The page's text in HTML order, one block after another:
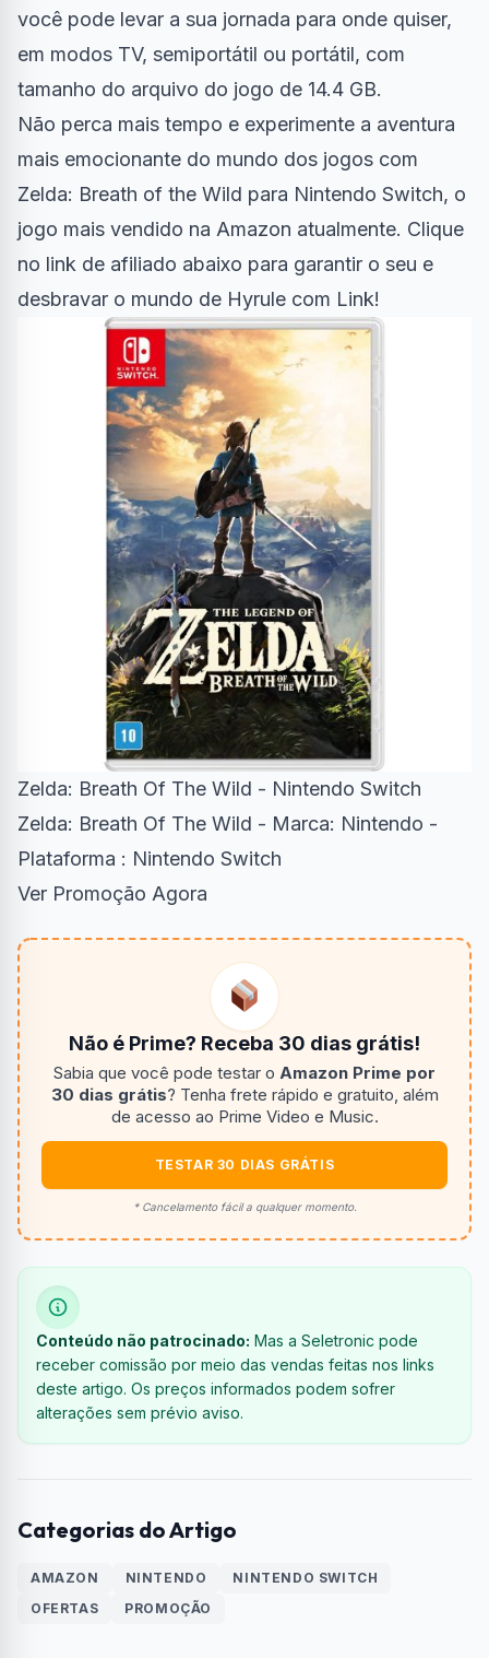
você pode levar a sua jornada para onde quiser,
em modos TV, semiportátil ou portátil, com
tamanho do arquivo do jogo de 14.4 GB.
Não perca mais tempo e experimente a aventura
mais emocionante do mundo dos jogos com
Zelda: Breath of the Wild para Nintendo Switch, o
jogo mais vendido na Amazon atualmente. Clique
no link de afiliado abaixo para garantir o seu e
desbravar o mundo de Hyrule com Link!
Zelda: Breath Of The Wild - Nintendo Switch
Zelda: Breath Of The Wild - Marca: Nintendo -
Plataforma : Nintendo Switch
Ver Promoção Agora
Não é Prime? Receba 30 dias grátis!
Sabia que você pode testar o Amazon Prime por
30 dias grátis? Tenha frete rápido e gratuito, além
de acesso ao Prime Video e Music.
TESTAR 30 DIAS GRÁTIS
* Cancelamento fácil a qualquer momento.
Conteúdo não patrocinado: Mas a Seletronic pode
receber comissão por meio das vendas feitas nos links
deste artigo. Os preços informados podem sofrer
alterações sem prévio aviso.
Categorias do Artigo
AMAZON NINTENDO
NINTENDO SWITCH
OFERTAS
PROMOÇÃO